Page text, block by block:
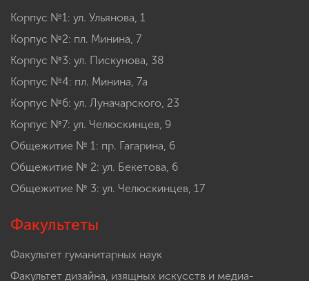
Корпус №1: ул. Ульянова, 1
Корпус №2: пл. Минина, 7
Корпус №3: ул. Пискунова, 38
Корпус №4: пл. Минина, 7а
Корпус №6: ул. Луначарского, 23
Корпус №7: ул. Челюскинцев, 9
Общежитие № 1: пр. Гагарина, 6
Общежитие № 2: ул. Бекетова, 6
Общежитие № 3: ул. Челюскинцев, 17
Факультеты
Факультет гуманитарных наук
Факультет дизайна, изящных искусств и медиа-